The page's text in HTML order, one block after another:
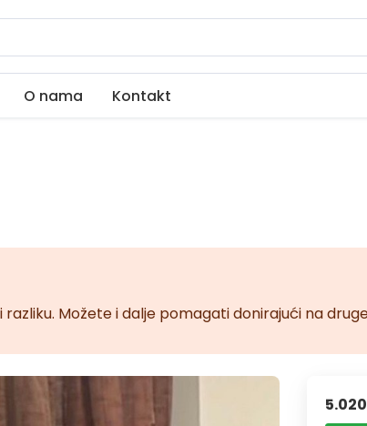
O nama Kontakt
Možete i dalje pomagati donirajući na